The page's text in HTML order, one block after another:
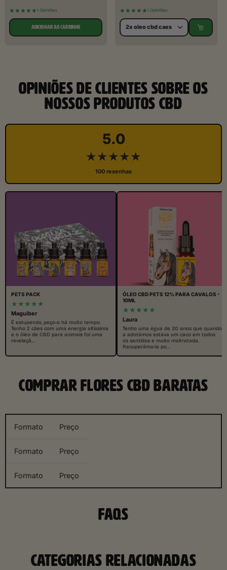
★★★★★1 Opiniões
ADICIONAR AO CARRINHO
★★★★★1 Opiniões
OPINIÕES DE CLIENTES SOBRE OS
NOSSOS PRODUTOS CBD
5.0
★★★★★
100 resenhas
PETS PACK
★★★★★
Maguiber
É estupendo, peço-o há muito tempo.
Tenho 2 cães com uma energia altíssima
e o óleo de CBD para animais foi uma
revelaçã…
ÓLEO CBD PETS 12% PARA CAVALOS -
10ML
★★★★★
Laura
Tenho uma égua de 30 anos que quando
a adotámos estava um caco em todos
os sentidos e muito maltratada.
Recuperámo-la po…
COMPRAR FLORES CBD BARATAS
Formato Preço
Formato Preço
Formato Preço
FAQS
CATEGORIAS RELACIONADAS